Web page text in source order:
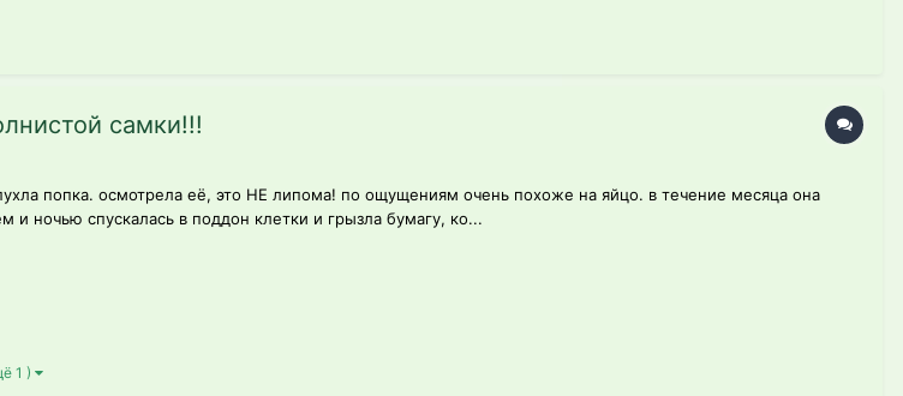
самки!!!
попка. осмотрела её, это НЕ липома! по ощущениям очень похоже на яйцо. в течение месяца она
и ночью спускалась в поддон клетки и грызла бумагу, ко...
1 )